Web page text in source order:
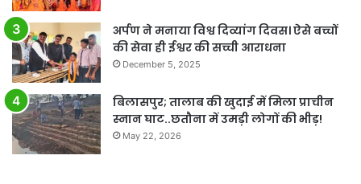
अर्पण ने मनाया विश्व दिव्यांग दिवस। ऐसे बच्चों
की सेवा ही ईश्वर की सच्ची आराधना
December 5, 2025
बिलासपुर; तालाब की खुदाई में मिला प्राचीन
स्नान घाट..छतौना में उमड़ी लोगों की भीड़!
May 22, 2026